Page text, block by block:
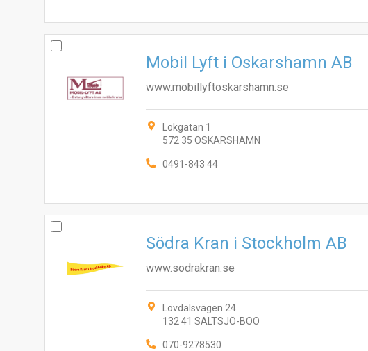
Mobil Lyft i Oskarshamn AB
www.mobillyftoskarshamn.se
Lokgatan 1
572 35 OSKARSHAMN
0491-843 44
Södra Kran i Stockholm AB
www.sodrakran.se
Lövdalsvägen 24
132 41 SALTSJÖ-BOO
070-9278530